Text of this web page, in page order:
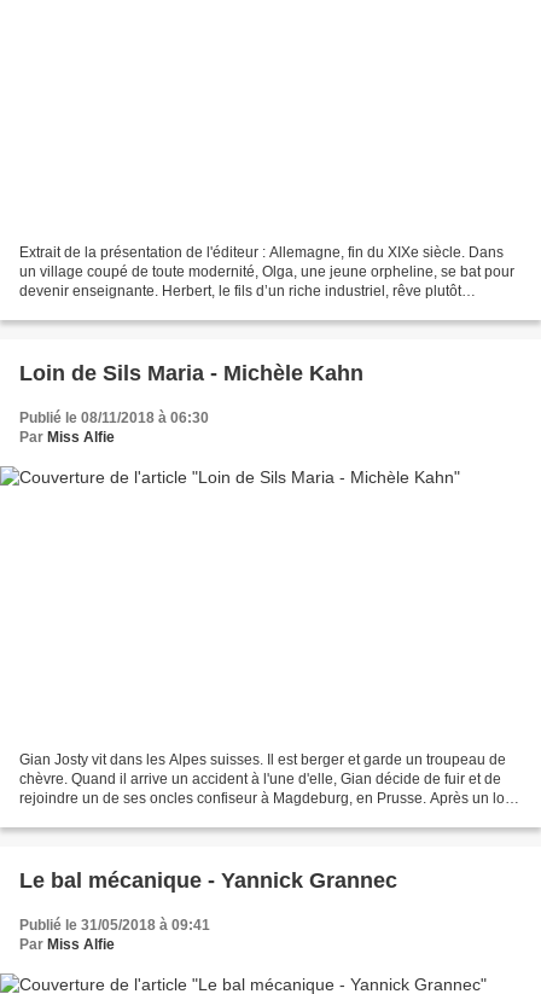
Extrait de la présentation de l'éditeur : Allemagne, fin du XIXe siècle. Dans
un village coupé de toute modernité, Olga, une jeune orpheline, se bat pour
devenir enseignante. Herbert, le fils d’un riche industriel, rêve plutôt
Loin de Sils Maria - Michèle Kahn
Publié le 08/11/2018 à 06:30
Par Miss Alfie
Gian Josty vit dans les Alpes suisses. Il est berger et garde un troupeau de
chèvre. Quand il arrive un accident à l'une d'elle, Gian décide de fuir et de
rejoindre un de ses oncles confiseur à Magdeburg, en Prusse. Après un long
Le bal mécanique - Yannick Grannec
Publié le 31/05/2018 à 09:41
Par Miss Alfie